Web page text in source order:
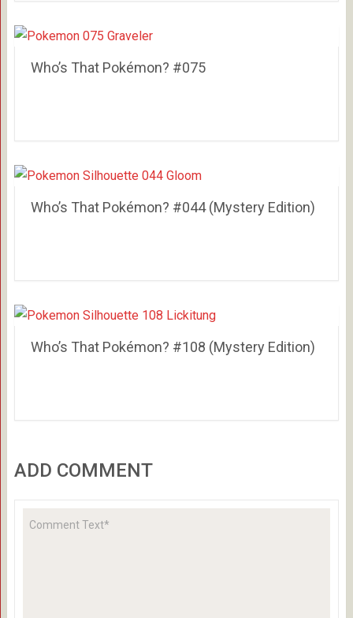
Who’s That Pokémon? #075
Who’s That Pokémon? #044 (Mystery Edition)
Who’s That Pokémon? #108 (Mystery Edition)
ADD COMMENT